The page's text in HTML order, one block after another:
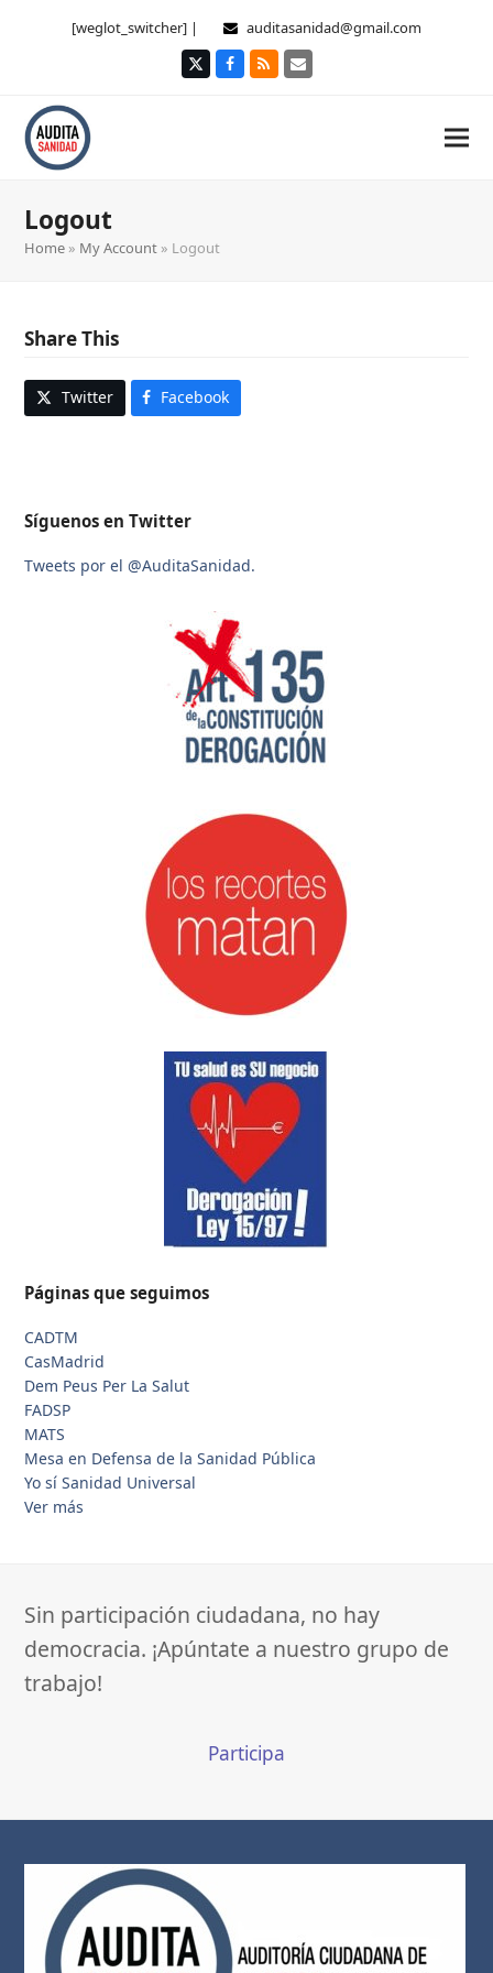
[weglot_switcher] | auditasanidad@gmail.com
TwitterFacebook
RSS Correo
Logout
Home » My Account » Logout
Share This
Twitter Facebook
Síguenos en Twitter
Tweets por el @AuditaSanidad.
Páginas que seguimos
CADTM
CasMadrid
Dem Peus Per La Salut
FADSP
MATS
Mesa en Defensa de la Sanidad Pública
Yo sí Sanidad Universal
Ver más
Sin participación ciudadana, no hay
democracia. ¡Apúntate a nuestro grupo de
trabajo!
Participa